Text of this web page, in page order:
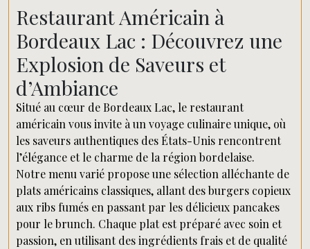
Restaurant Américain à
Bordeaux Lac : Découvrez une
Explosion de Saveurs et
d’Ambiance
Situé au cœur de Bordeaux Lac, le restaurant
américain vous invite à un voyage culinaire unique, où
les saveurs authentiques des États-Unis rencontrent
l’élégance et le charme de la région bordelaise.
Notre menu varié propose une sélection alléchante de
plats américains classiques, allant des burgers copieux
aux ribs fumés en passant par les délicieux pancakes
pour le brunch. Chaque plat est préparé avec soin et
passion, en utilisant des ingrédients frais et de qualité